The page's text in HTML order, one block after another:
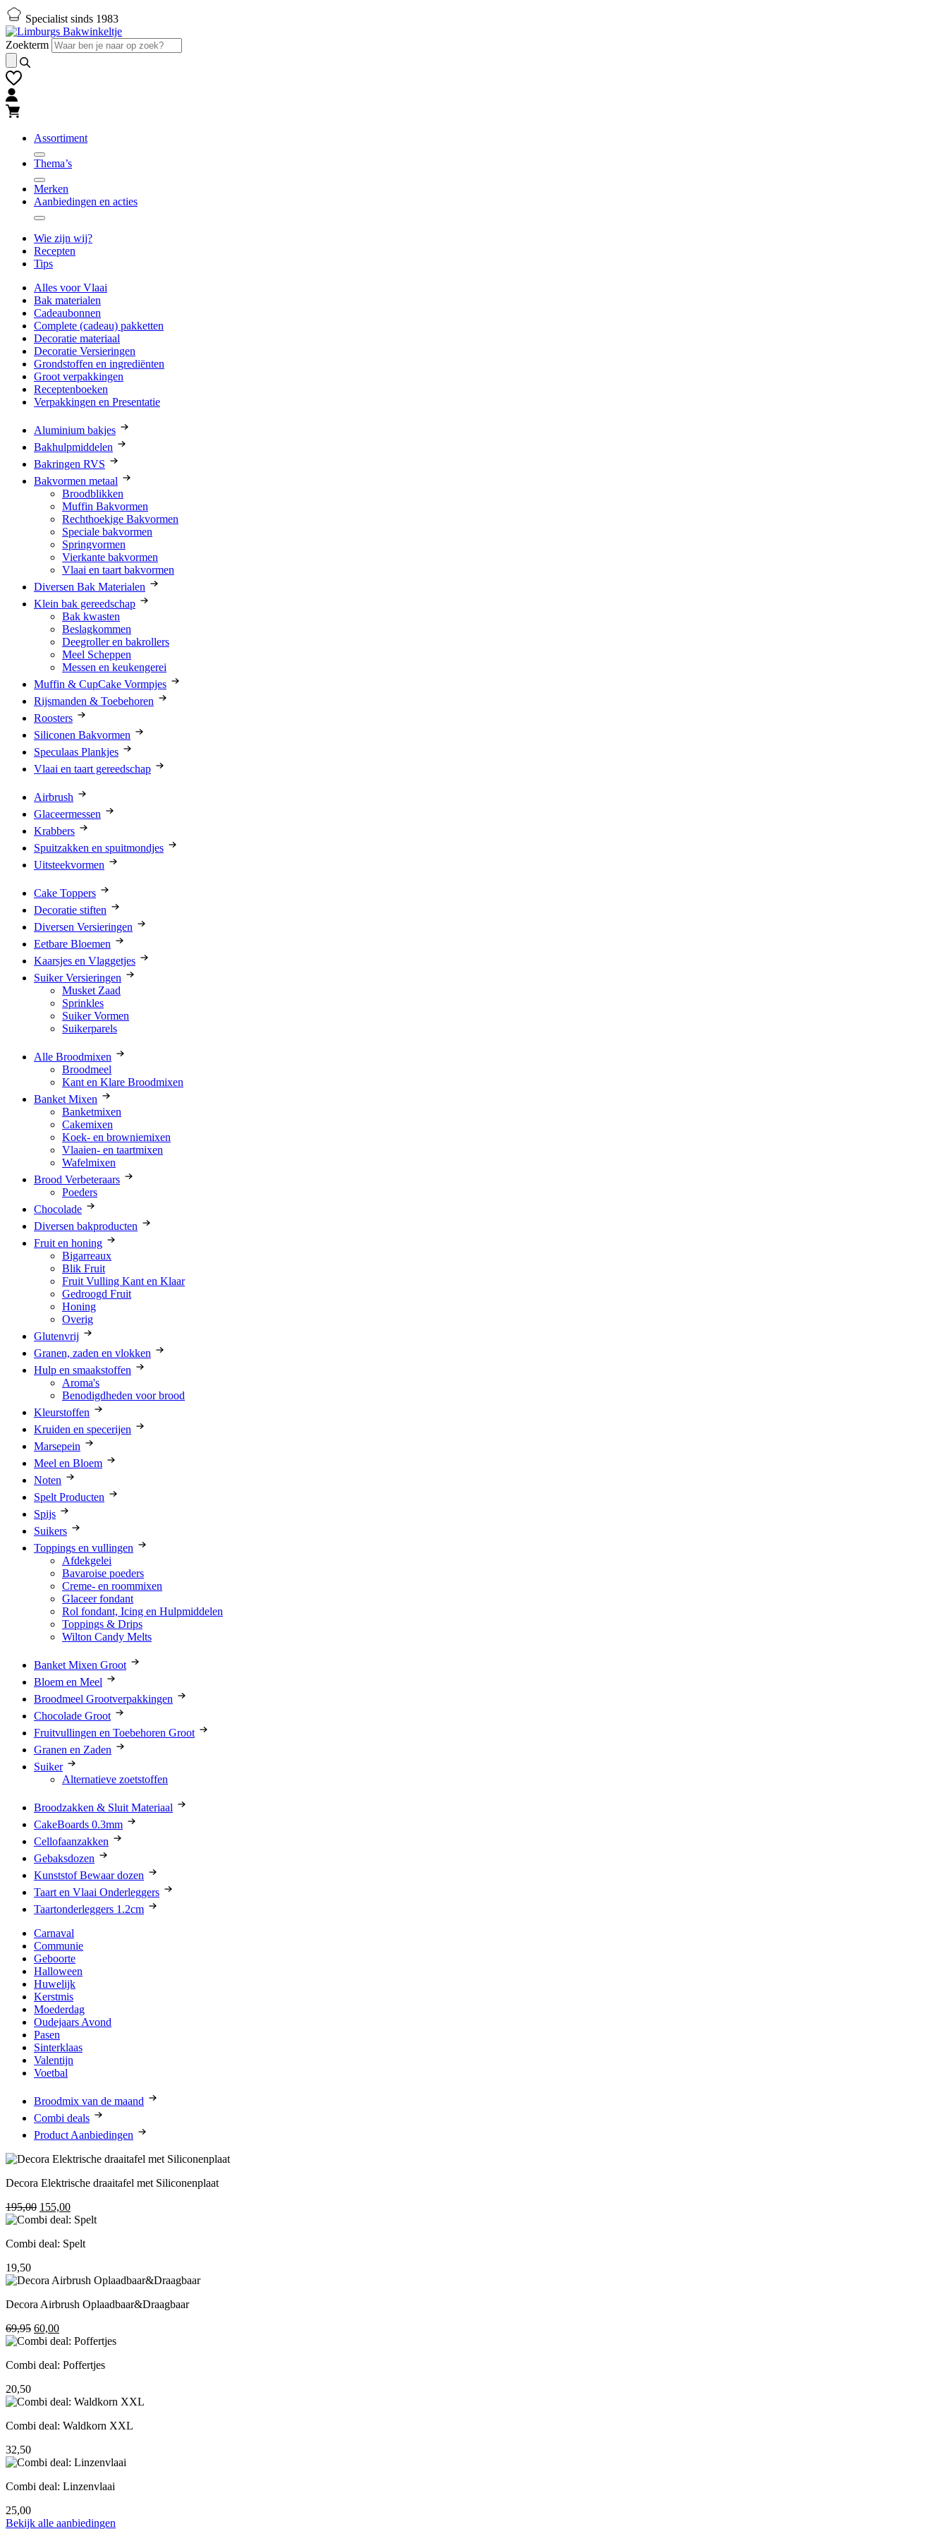
Naar
hoofd-
inhoud
gaan
Naar
footer
gaan
Specialist sinds 1983
Zoekterm
Assortiment
Thema’s
Merken
Aanbiedingen en acties
Wie zijn wij?
Recepten
Tips
Alles voor Vlaai
Bak materialen
Cadeaubonnen
Complete (cadeau) pakketten
Decoratie materiaal
Decoratie Versieringen
Grondstoffen en ingrediënten
Groot verpakkingen
Receptenboeken
Verpakkingen en Presentatie
Aluminium bakjes
Bakhulpmiddelen
Bakringen RVS
Bakvormen metaal
Broodblikken
Muffin Bakvormen
Rechthoekige Bakvormen
Speciale bakvormen
Springvormen
Vierkante bakvormen
Vlaai en taart bakvormen
Diversen Bak Materialen
Klein bak gereedschap
Bak kwasten
Beslagkommen
Deegroller en bakrollers
Meel Scheppen
Messen en keukengerei
Muffin & CupCake Vormpjes
Rijsmanden & Toebehoren
Roosters
Siliconen Bakvormen
Speculaas Plankjes
Vlaai en taart gereedschap
Airbrush
Glaceermessen
Krabbers
Spuitzakken en spuitmondjes
Uitsteekvormen
Cake Toppers
Decoratie stiften
Diversen Versieringen
Eetbare Bloemen
Kaarsjes en Vlaggetjes
Suiker Versieringen
Musket Zaad
Sprinkles
Suiker Vormen
Suikerparels
Alle Broodmixen
Broodmeel
Kant en Klare Broodmixen
Banket Mixen
Banketmixen
Cakemixen
Koek- en browniemixen
Vlaaien- en taartmixen
Wafelmixen
Brood Verbeteraars
Poeders
Chocolade
Diversen bakproducten
Fruit en honing
Bigarreaux
Blik Fruit
Fruit Vulling Kant en Klaar
Gedroogd Fruit
Honing
Overig
Glutenvrij
Granen, zaden en vlokken
Hulp en smaakstoffen
Aroma's
Benodigdheden voor brood
Kleurstoffen
Kruiden en specerijen
Marsepein
Meel en Bloem
Noten
Spelt Producten
Spijs
Suikers
Toppings en vullingen
Afdekgelei
Bavaroise poeders
Creme- en roommixen
Glaceer fondant
Rol fondant, Icing en Hulpmiddelen
Toppings & Drips
Wilton Candy Melts
Banket Mixen Groot
Bloem en Meel
Broodmeel Grootverpakkingen
Chocolade Groot
Fruitvullingen en Toebehoren Groot
Granen en Zaden
Suiker
Alternatieve zoetstoffen
Broodzakken & Sluit Materiaal
CakeBoards 0.3mm
Cellofaanzakken
Gebaksdozen
Kunststof Bewaar dozen
Taart en Vlaai Onderleggers
Taartonderleggers 1.2cm
Carnaval
Communie
Geboorte
Halloween
Huwelijk
Kerstmis
Moederdag
Oudejaars Avond
Pasen
Sinterklaas
Valentijn
Voetbal
Broodmix van de maand
Combi deals
Product Aanbiedingen
Decora Elektrische draaitafel met Siliconenplaat
195,00 Oorspronkelijke
prijs
195,00.
155,00Huidige
prijs
155,00.
Combi deal: Spelt
19,50
Decora Airbrush Oplaadbaar&Draagbaar
69,95 Oorspronkelijke
prijs
69,95.
60,00Huidige
prijs
60,00.
Combi deal: Poffertjes
20,50
Combi deal: Waldkorn XXL
32,50
Combi deal: Linzenvlaai
25,00
Bekijk alle aanbiedingen